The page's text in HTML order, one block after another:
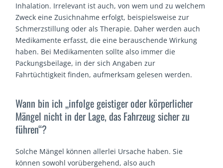
Inhalation. Irrelevant ist auch, von wem und zu welchem
Zweck eine Zusichnahme erfolgt, beispielsweise zur
Schmerzstillung oder als Therapie. Daher werden auch
Medikamente erfasst, die eine berauschende Wirkung
haben. Bei Medikamenten sollte also immer die
Packungsbeilage, in der sich Angaben zur
Fahrtüchtigkeit finden, aufmerksam gelesen werden.
Wann bin ich „infolge geistiger oder körperlicher
Mängel nicht in der Lage, das Fahrzeug sicher zu
führen“?
Solche Mängel können allerlei Ursache haben. Sie
können sowohl vorübergehend, also auch